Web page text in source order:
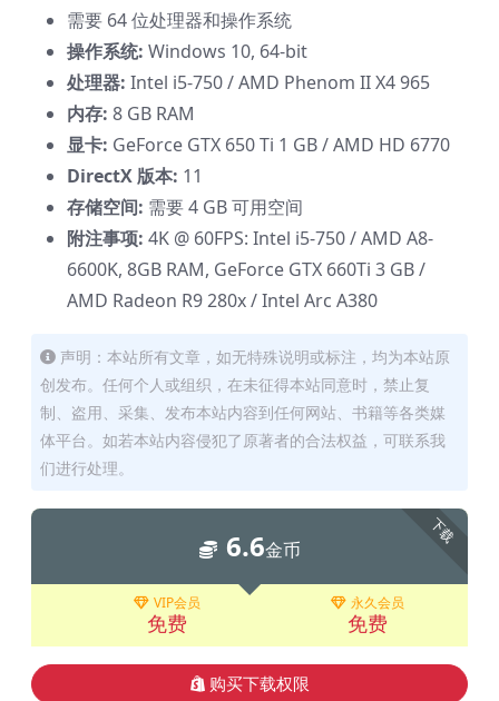
需要 64 位处理器和操作系统
操作系统: Windows 10, 64-bit
处理器: Intel i5-750 / AMD Phenom II X4 965
内存: 8 GB RAM
显卡: GeForce GTX 650 Ti 1 GB / AMD HD 6770
DirectX 版本: 11
存储空间: 需要 4 GB 可用空间
附注事项: 4K @ 60FPS: Intel i5-750 / AMD A8-
6600K, 8GB RAM, GeForce GTX 660Ti 3 GB /
AMD Radeon R9 280x / Intel Arc A380
声明：本站所有文章，如无特殊说明或标注，均为本站原
创发布。任何个人或组织，在未征得本站同意时，禁止复
制、盗用、采集、发布本站内容到任何网站、书籍等各类媒
体平台。如若本站内容侵犯了原著者的合法权益，可联系我
们进行处理。
下载
6.6金币
VIP会员
免费
永久会员
免费
购买下载权限